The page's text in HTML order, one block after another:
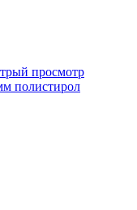
просмотр
полистирол